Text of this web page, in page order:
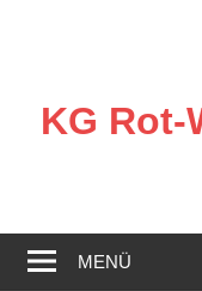
KG Rot-
in
Spay!
MENÜ